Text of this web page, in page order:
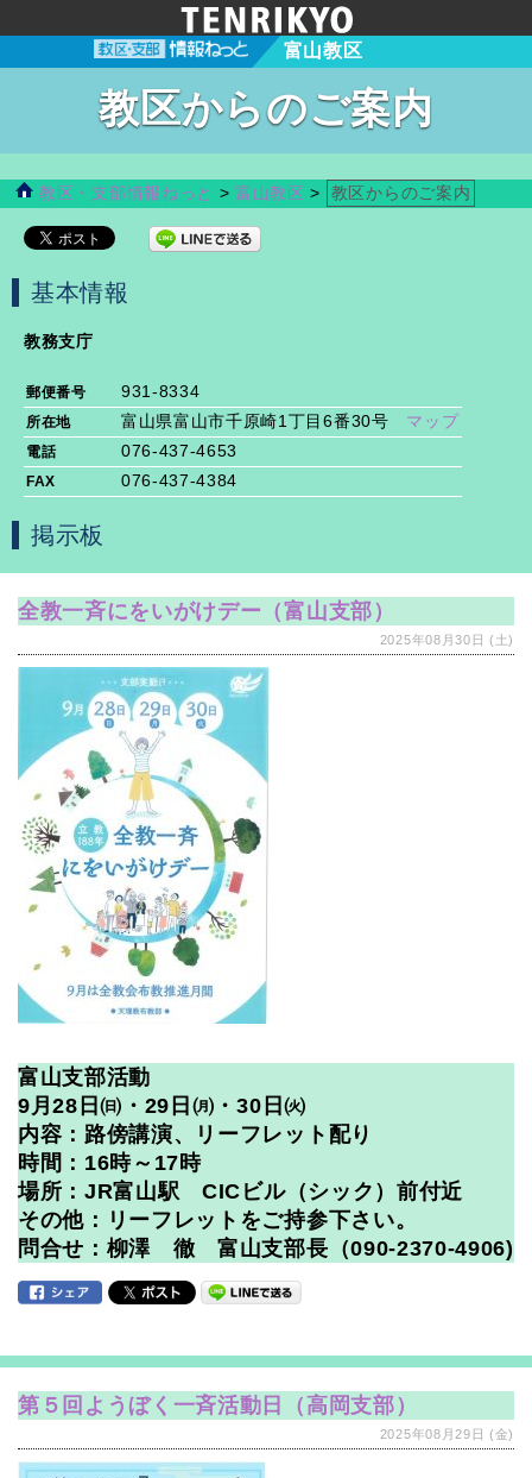
富山教区
教区からのご案内
教区・支部情報ねっと > 富山教区 > 教区からのご案内
基本情報
教務支庁
郵便番号 931-8334
所在地 富山県富山市千原崎1丁目6番30号 マップ
電話 076-437-4653
FAX 076-437-4384
掲示板
全教一斉にをいがけデー（富山支部）
2025年08月30日 (土)
富山支部活動
9月28日㈰・29日㈪・30日㈫
内容：路傍講演、リーフレット配り
時間：16時～17時
場所：JR富山駅 CICビル（シック）前付近
その他：リーフレットをご持参下さい。
問合せ：柳澤 徹 富山支部長（090-2370-4906)
第５回ようぼく一斉活動日（高岡支部）
2025年08月29日 (金)